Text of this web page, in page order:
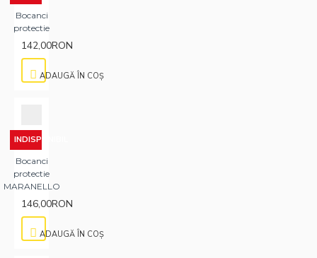
Bocanci
protectie
142,00RON
ADAUGĂ ÎN COŞ
INDISPONIBIL
Bocanci
protectie
MARANELLO
146,00RON
ADAUGĂ ÎN COŞ